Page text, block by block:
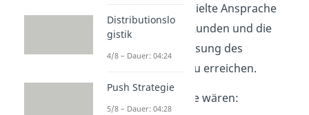
das durch die gezielte Ansprache
möglichst vieler Kunden und die
positive Beeinflussung des
Kaufverhaltens, zu erreichen.
Einige der Vorteile wären:
Distributionslo
gistik
4/8 – Dauer: 04:24
Push Strategie
5/8 – Dauer: 04:28